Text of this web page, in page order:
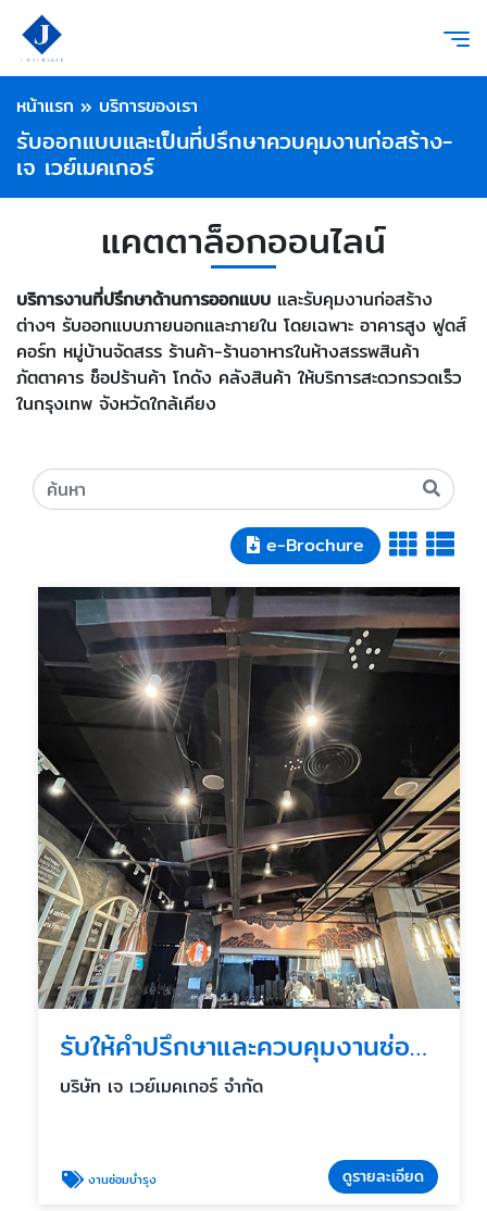
หน้าแรก » บริการของเรา
รับออกแบบและเป็นที่ปรึกษาควบคุมงานก่อสร้าง-
เจ เวย์เมคเกอร์
แคตตาล็อกออนไลน์
บริการงานที่ปรึกษาด้านการออกแบบ และรับคุมงานก่อสร้าง
ต่างๆ รับออกแบบภายนอกและภายใน โดยเฉพาะ อาคารสูง ฟูดส์
คอร์ท หมู่บ้านจัดสรร ร้านค้า-ร้านอาหารในห้างสรรพสินค้า
ภัตตาคาร ช็อปร้านค้า โกดัง คลังสินค้า ให้บริการสะดวกรวดเร็ว
ในกรุงเทพ จังหวัดใกล้เคียง
e-Brochure
รับให้คำปรึกษาและควบคุมงานซ่อมบำรุง
บริษัท เจ เวย์เมคเกอร์ จำกัด
งานซ่อมบำรุง ดูรายละเอียด